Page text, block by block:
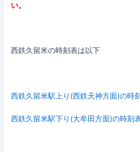
い。
西鉄久留米の時刻表は以下
西鉄久留米駅上り(西鉄天神方面)の時
西鉄久留米駅下り(大牟田方面)の時刻